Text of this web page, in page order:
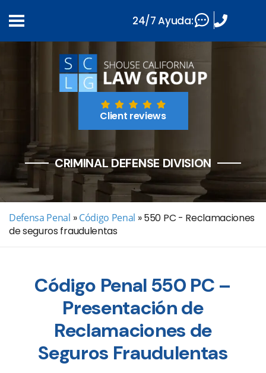
Client reviews
CRIMINAL DEFENSE DIVISION
Defensa Penal » Código Penal »550 PC - Reclamaciones
de seguros fraudulentas
Código Penal 550 PC –
Presentación de
Reclamaciones de
Seguros Fraudulentas
24/7 Ayuda: